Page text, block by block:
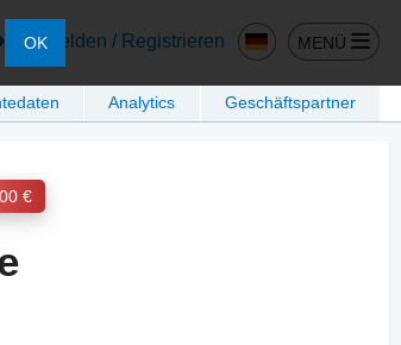
Anmelden / Registrieren MENÜ
Analytics Geschäftspartner
OK
€